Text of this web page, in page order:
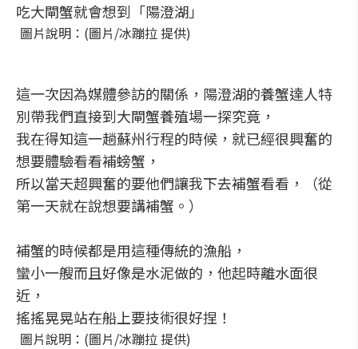
吃大閘蟹就會想到「陽澄湖」
圖片說明：(圖片/冰蹦拉 提供)
這一次因為媒體參訪的關係，陽澄湖的養蟹達人特
別帶我們直接到大閘蟹養殖場一探究竟，
我在得知這一趟蘇州行程的時候，就已經很興奮的
想要體驗看看補螃蟹，
所以當天超興奮的要他們讓我下去補蟹看看，（從
第一天就在說想要講補蟹。）
補蟹的時候都是用這種傳統的漁船，
蠻小一艘而且好像是水泥做的，他起時離水面很
近，
搖搖晃晃站在船上要技術很好捏！
圖片說明：(圖片/冰蹦拉 提供)